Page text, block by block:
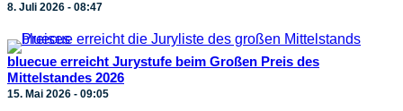
8. Juli 2026 - 08:47
bluecue erreicht Jurystufe beim Großen Preis des
Mittelstandes 2026
15. Mai 2026 - 09:05